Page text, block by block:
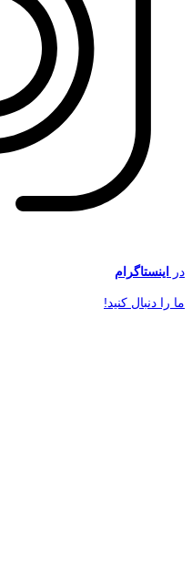
در اینستاگرام
ما را دنبال کنید!